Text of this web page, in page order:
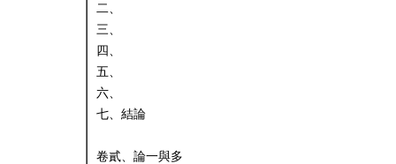
二、
三、
四、
五、
六、
七、結論
卷貳、論一與多